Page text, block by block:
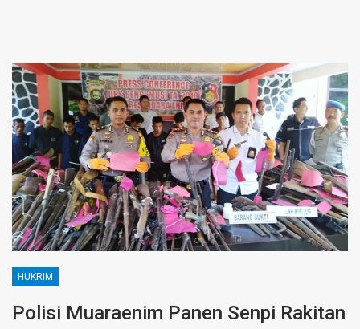
HUKRIM
Polisi Muaraenim Panen Senpi Rakitan